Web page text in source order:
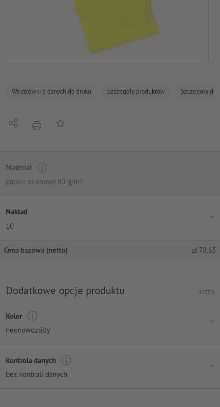
Wskazówki o danych do druku Szczegóły produktów Szczegóły
UdostępnijNacisnąćDo listy obserwowanych
Materiał
papier neonowy 80 g/m?
Nakład
10
Cena bazowa (netto) zł 78,65
Dodatkowe opcje produktu netto
Kolor
neonowozólty
Kontrola danych
bez kontroli danych